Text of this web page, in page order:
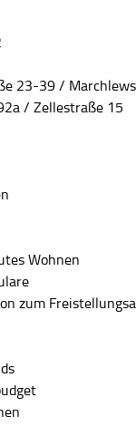
23-39 /
/ Zellestraße 15
Wohnen
zum